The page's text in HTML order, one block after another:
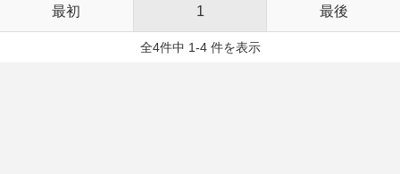
最初 1 最後
全4件中 1-4 件を表示